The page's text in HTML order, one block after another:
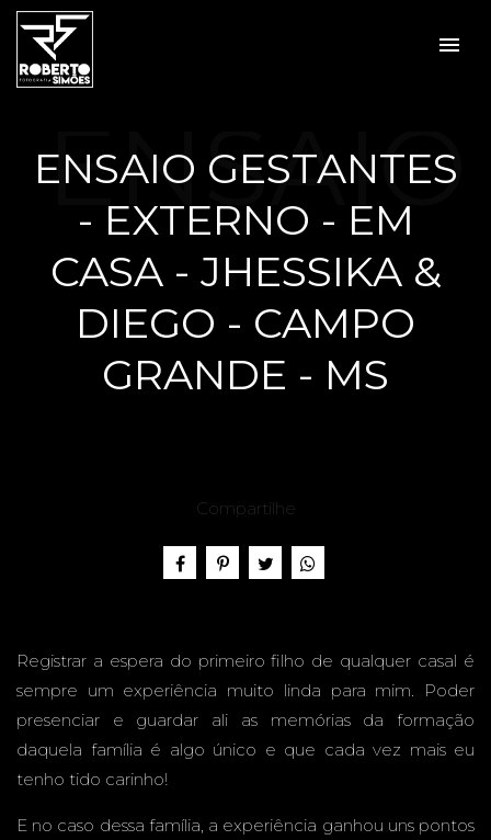
menu
ENSAIO GESTANTES
- EXTERNO - EM
CASA - JHESSIKA &
DIEGO - CAMPO
GRANDE - MS
ENSAIO
GESTA
NTES -
EXTER
NO -
EM
Compartilhe
Registrar a espera do primeiro filho de qualquer casal é
sempre um experiência muito linda para mim. Poder
presenciar e guardar ali as memórias da formação
daquela família é algo único e que cada vez mais eu
tenho tido carinho!
E no caso dessa família, a experiência ganhou uns pontos